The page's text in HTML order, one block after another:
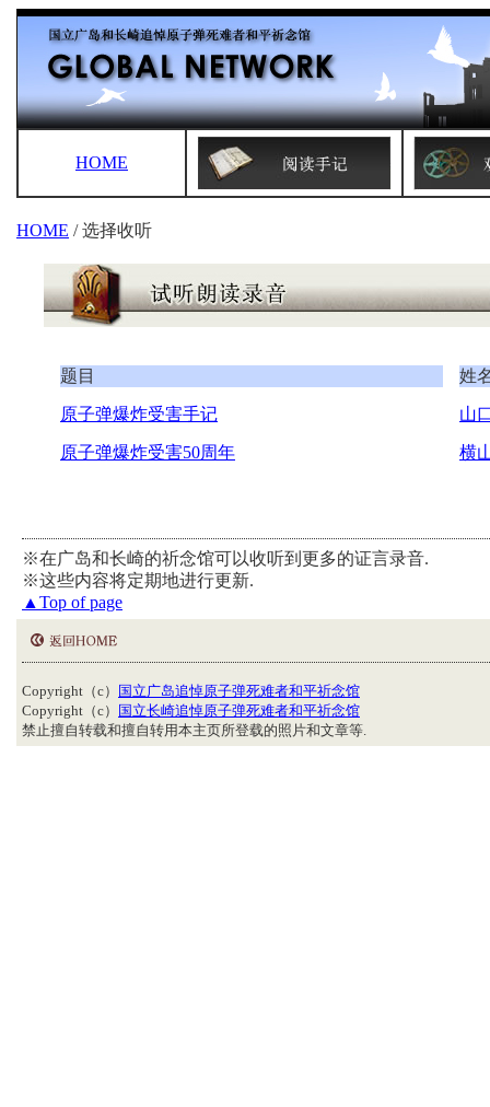
HOME
HOME / 选择收听
题目 姓
原子弹爆炸受害手记 山
原子弹爆炸受害50周年 横
※在广岛和长崎的祈念馆可以收听到更多的证言录音.
※这些内容将定期地进行更新.
▲Top of page
Copyright（c）
国立广岛追悼原子弹死难者和平祈念馆
Copyright（c）
国立长崎追悼原子弹死难者和平祈念馆
禁止擅自转载和擅自转用本主页所登载的照片和文章等.